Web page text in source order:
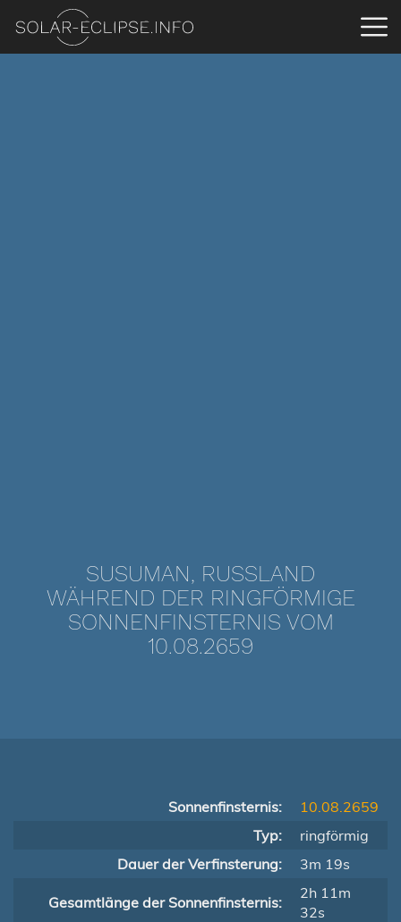
SUSUMAN, RUSSLAND
WÄHREND DER RINGFÖRMIGE
SONNENFINSTERNIS VOM
10.08.2659
Sonnenfinsternis:
10.08.2659
Typ:
ringförmig
Dauer der Verfinsterung:
3m 19s
Gesamtlänge der Sonnenfinsternis:
2h 11m
32s